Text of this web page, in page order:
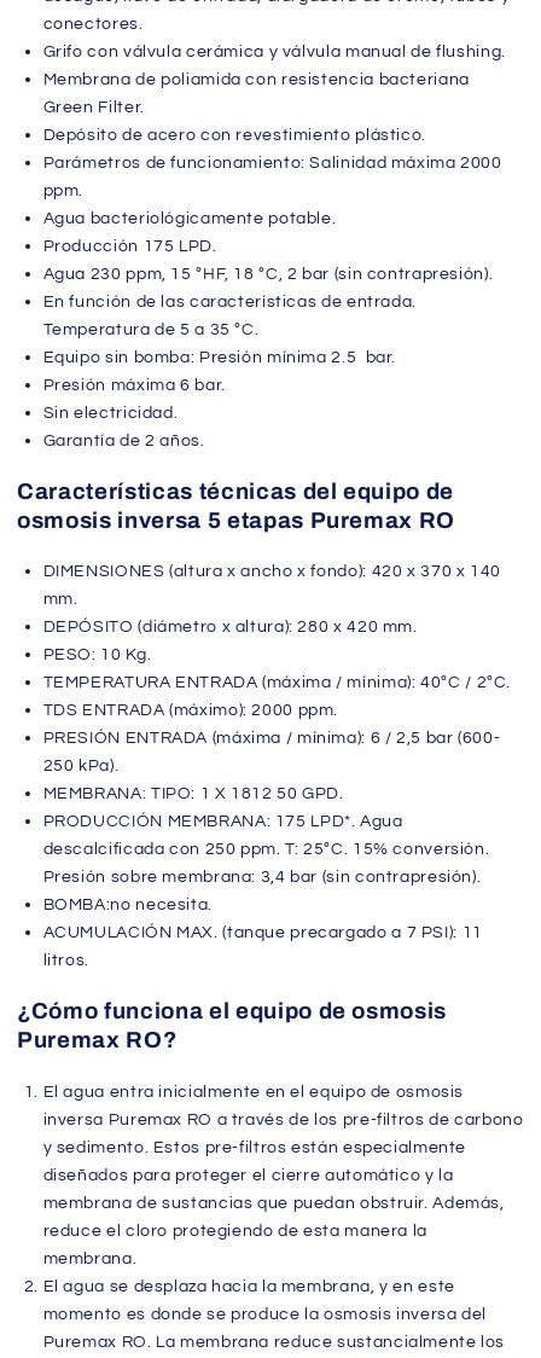
conectores.
Grifo con válvula cerámica y válvula manual de flushing.
Membrana de poliamida con resistencia bacteriana
Green Filter.
Depósito de acero con revestimiento plástico.
Parámetros de funcionamiento: Salinidad máxima 2000
ppm.
Agua bacteriológicamente potable.
Producción 175 LPD.
Agua 230 ppm, 15 ºHF, 18 ºC, 2 bar (sin contrapresión).
En función de las características de entrada.
Temperatura de 5 a 35 ºC.
Equipo sin bomba: Presión mínima 2.5 bar.
Presión máxima 6 bar.
Sin electricidad.
Garantía de 2 años.
Características técnicas del equipo de
osmosis inversa 5 etapas Puremax RO
DIMENSIONES (altura x ancho x fondo): 420 x 370 x 140
mm.
DEPÓSITO (diámetro x altura): 280 x 420 mm.
PESO: 10 Kg.
TEMPERATURA ENTRADA (máxima / mínima): 40ºC / 2ºC.
TDS ENTRADA (máximo): 2000 ppm.
PRESIÓN ENTRADA (máxima / mínima): 6 / 2,5 bar (600-
250 kPa).
MEMBRANA: TIPO: 1 X 1812 50 GPD.
PRODUCCIÓN MEMBRANA: 175 LPD*. Agua
descalcificada con 250 ppm. T: 25ºC. 15% conversión.
Presión sobre membrana: 3,4 bar (sin contrapresión).
BOMBA:no necesita.
ACUMULACIÓN MAX. (tanque precargado a 7 PSI): 11
litros.
¿Cómo funciona el equipo de osmosis
Puremax RO?
El agua entra inicialmente en el equipo de osmosis
inversa Puremax RO a través de los pre-filtros de carbono
y sedimento. Estos pre-filtros están especialmente
diseñados para proteger el cierre automático y la
membrana de sustancias que puedan obstruir. Además,
reduce el cloro protegiendo de esta manera la
membrana.
El agua se desplaza hacia la membrana, y en este
momento es donde se produce la osmosis inversa del
Puremax RO. La membrana reduce sustancialmente los